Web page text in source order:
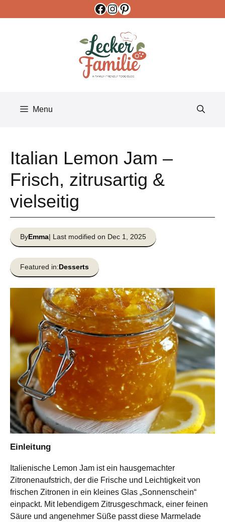
Facebook
Instagram
Pinterest
Menu
Italian Lemon Jam –
Frisch, zitrusartig &
vielseitig
ByEmma| Last modified on Dec 1, 2025
Featured in:Desserts
Einleitung
Italienische Lemon Jam ist ein hausgemachter
Zitronenaufstrich, der die Frische und Leichtigkeit von
frischen Zitronen in ein kleines Glas „Sonnenschein“
einpackt. Mit lebendigem Zitrusgeschmack, einer feinen
Säure und angenehmer Süße passt diese Marmelade